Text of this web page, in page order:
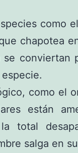
como
chapotea
conviertan
como el
están
total
salga en